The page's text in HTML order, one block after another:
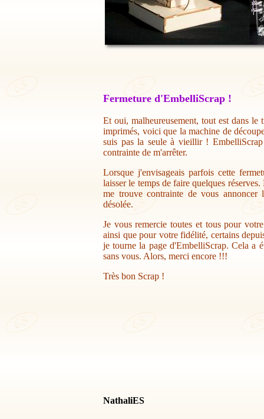
Fermeture d'EmbelliScrap !
Et oui, malheureusement, tout est dans
imprimés, voici que la machine de
suis pas la seule à vieillir !
contrainte de m'arrêter.
Lorsque j'envisageais parfois cette
laisser le temps de faire quelques
me trouve contrainte de vous annoncer
désolée.
Je vous remercie toutes et tous pour
ainsi que pour votre fidélité, certains
je tourne la page d'EmbelliScrap. Cela a
sans vous. Alors, merci encore !!!
Très bon Scrap !
NathaliES